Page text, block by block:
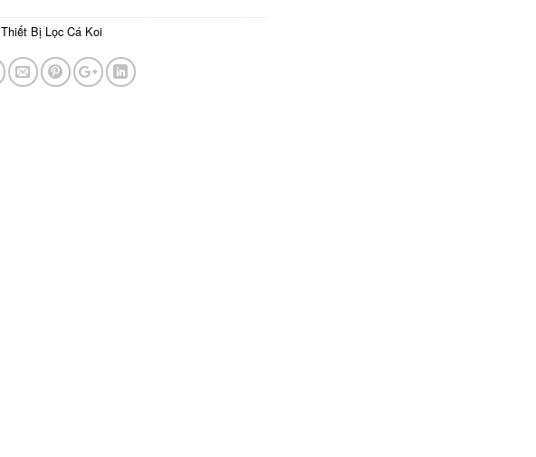
Thiết Bị Lọc Cá Koi